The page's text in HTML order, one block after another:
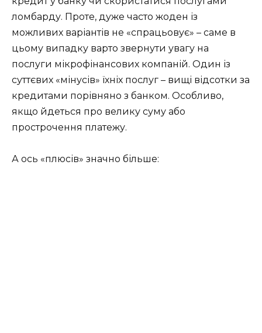
ломбарду. Проте, дуже часто жоден із
можливих варіантів не «спрацьовує» – саме в
цьому випадку варто звернути увагу на
послуги мікрофінансових компаній. Один із
суттєвих «мінусів» їхніх послуг – вищі відсотки за
кредитами порівняно з банком. Особливо,
якщо йдеться про велику суму або
прострочення платежу.
А ось «плюсів» значно більше: